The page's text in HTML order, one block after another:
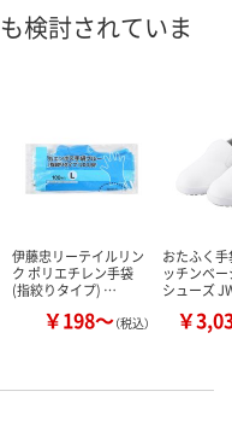
あり
カゴへ
数量
カ
検討されていま
伊藤忠リーテイルリン
ク ポリエチレン手袋
(指絞りタイプ) …
￥198～（税込）
おたふく
ッチンベ
シューズ
￥